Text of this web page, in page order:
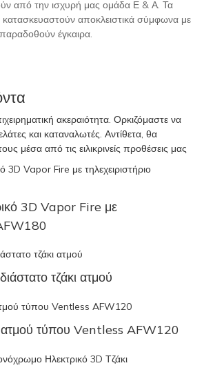
από την ισχυρή μας ομάδα Ε & Α. Τα
αποκλειστικά σύμφωνα με
παραδοθούν έγκαιρα.
ακεραιότητα. Ορκιζόμαστε να
και καταναλωτές. Αντίθετα, θα
μέσα από τις ειλικρινείς προθέσεις μας
3D Vapor Fire με
τζάκι ατμού
ατμού τύπου Ventless AFW120